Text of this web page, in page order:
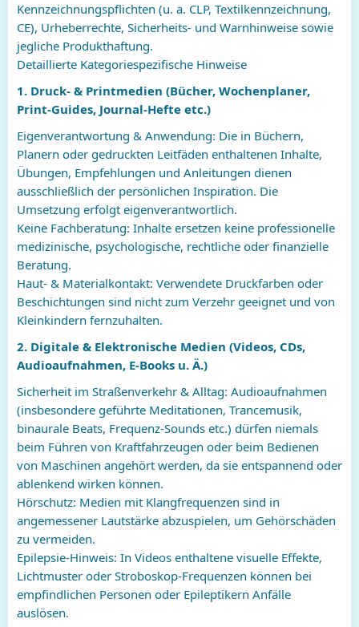
Kennzeichnungspflichten (u. a. CLP, Textilkennzeichnung,
CE), Urheberrechte, Sicherheits- und Warnhinweise sowie
jegliche Produkthaftung.
Detaillierte Kategoriespezifische Hinweise
1. Druck- & Printmedien (Bücher, Wochenplaner,
Print-Guides, Journal-Hefte etc.)
Eigenverantwortung & Anwendung: Die in Büchern,
Planern oder gedruckten Leitfäden enthaltenen Inhalte,
Übungen, Empfehlungen und Anleitungen dienen
ausschließlich der persönlichen Inspiration. Die
Umsetzung erfolgt eigenverantwortlich.
Keine Fachberatung: Inhalte ersetzen keine professionelle
medizinische, psychologische, rechtliche oder finanzielle
Beratung.
Haut- & Materialkontakt: Verwendete Druckfarben oder
Beschichtungen sind nicht zum Verzehr geeignet und von
Kleinkindern fernzuhalten.
2. Digitale & Elektronische Medien (Videos, CDs,
Audioaufnahmen, E-Books u. Ä.)
Sicherheit im Straßenverkehr & Alltag: Audioaufnahmen
(insbesondere geführte Meditationen, Trancemusik,
binaurale Beats, Frequenz-Sounds etc.) dürfen niemals
beim Führen von Kraftfahrzeugen oder beim Bedienen
von Maschinen angehört werden, da sie entspannend oder
ablenkend wirken können.
Hörschutz: Medien mit Klangfrequenzen sind in
angemessener Lautstärke abzuspielen, um Gehörschäden
zu vermeiden.
Epilepsie-Hinweis: In Videos enthaltene visuelle Effekte,
Lichtmuster oder Stroboskop-Frequenzen können bei
empfindlichen Personen oder Epileptikern Anfälle
auslösen.